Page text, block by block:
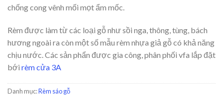
chống cong vênh mối mọt ẩm mốc.
Rèm được làm từ các loại gỗ như sồi nga, thông, tùng, bách
hương ngoài ra còn một số mẫu rèm nhựa giả gỗ có khả năng
chịu nước. Các sản phẩn được gia công, phân phối vfa lắp đặt
bới rèm cửa 3A
Danh mục:Rèm sáo gỗ